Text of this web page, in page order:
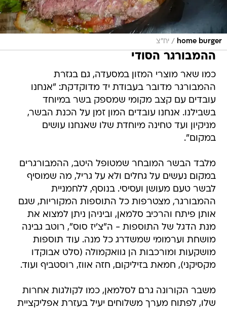
home burger
/ יח"צ
ההמבורגר הסודי
כמו שאר מוצרי המזון במסעדה, גם בגזרת
ההמבורגר מדובר בעבודת יד מדוקדקת: "אנחנו
עובדים עם קצב מקומי שמספק בשר במיוחד
בשבילנו. אנחנו עובדים המון זמן על הכנת הבשר,
מניקיון ועד טחינה מיוחדת שלו שאנחנו עושים
במקום".
מלבד הבשר המובחר שמטופל היטב, ההמבורגרים
במקום נעשים על גחלים ולא על גריל, מה שמוסיף
לבשר טעם מעושן ועסיסי. בנוסף, ללחמניית
ההמבורגר, מצטרפות כל התוספות המקוריות, שגם
אותן פיתח והרכיב סלמאן, וביניהן ניתן למצוא את
מנת הדגל של התוספות - ה"צ'יז סוס", רוטב גבינה
מושחת וערמומי שמשדרג כל מנה. עוד תוספות
מושקעות ומורכבות הן גוואקמולה (סלט אבוקדו
מקסיקני), חמאת בזיליקום, חזה אווז, רוסטביף ועוד.
משבר הקורונה גרם לסלמאן, כמו לקולגות אחרות
שלו, לפתוח מערך משלוחים יעיל בעזרת אפליקציית